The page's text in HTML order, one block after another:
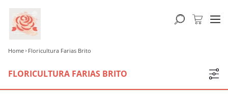
Home Floricultura Farias Brito
FLORICULTURA FARIAS BRITO